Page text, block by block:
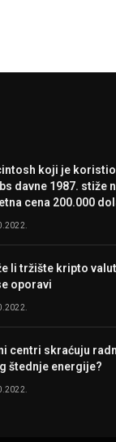
koji je
davne 1987. stiže
cena 200.000
li tržište kripto
oporavi
centri skraćuju
štednje energije?